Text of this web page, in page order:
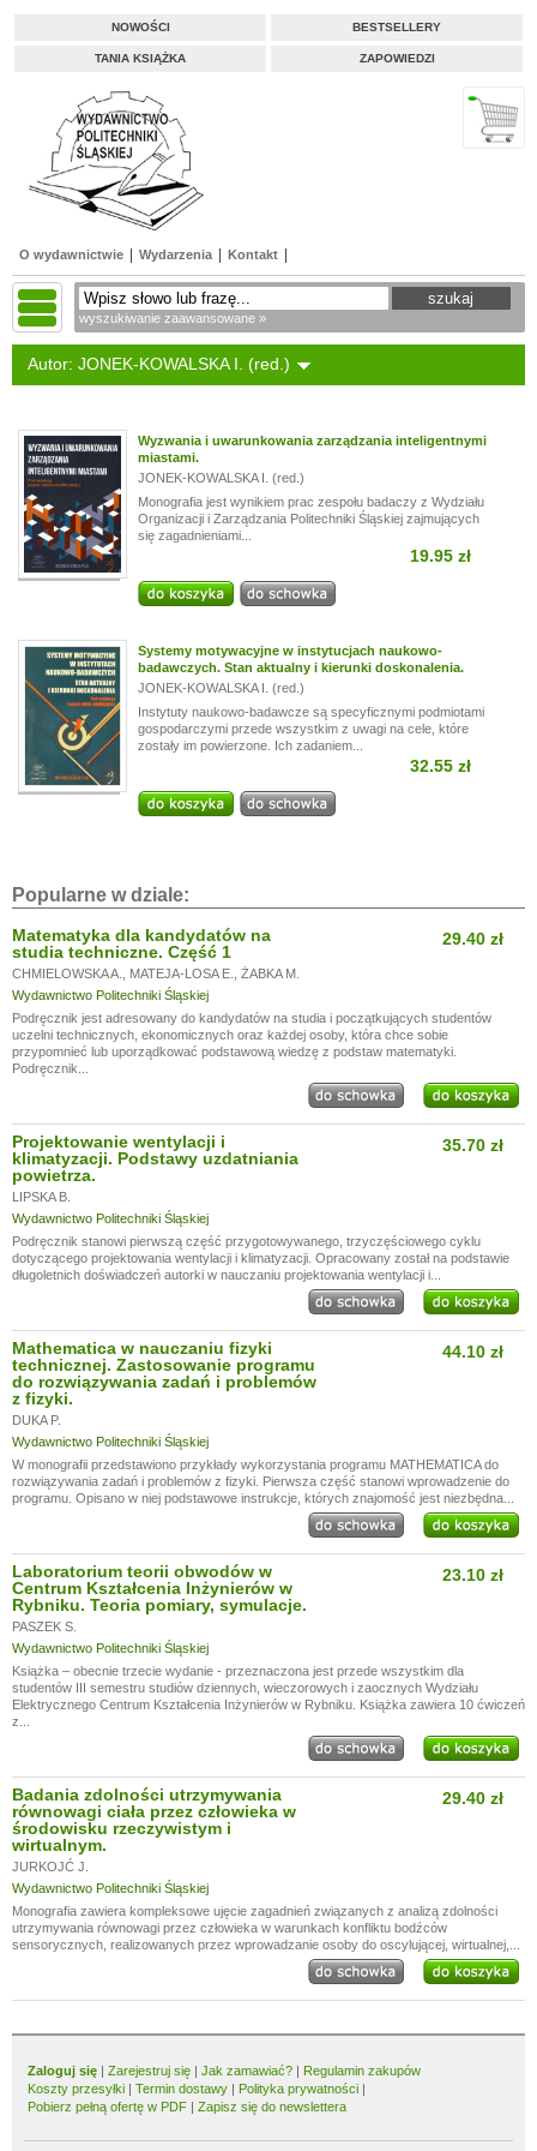
NOWOŚCI BESTSELLERY
TANIA KSIĄŻKA ZAPOWIEDZI
O wydawnictwie Wydarzenia Kontakt
wyszukiwanie zaawansowane »
Autor: JONEK-KOWALSKA I. (red.)
Wyzwania i uwarunkowania zarządzania inteligentnymi
miastami.
JONEK-KOWALSKA I. (red.)
Monografia jest wynikiem prac zespołu badaczy z Wydziału
Organizacji i Zarządzania Politechniki Śląskiej zajmujących
się zagadnieniami...
19.95 zł
Systemy motywacyjne w instytucjach naukowo-
badawczych. Stan aktualny i kierunki doskonalenia.
JONEK-KOWALSKA I. (red.)
Instytuty naukowo-badawcze są specyficznymi podmiotami
gospodarczymi przede wszystkim z uwagi na cele, które
zostały im powierzone. Ich zadaniem...
32.55 zł
Popularne w dziale:
Matematyka dla kandydatów na
studia techniczne. Część 1
CHMIELOWSKA A. MATEJA-LOSA E.
ŻABKA M.
Wydawnictwo Politechniki Śląskiej
29.40 zł
Podręcznik jest adresowany do kandydatów na studia i początkujących studentów
uczelni technicznych, ekonomicznych oraz każdej osoby, która chce sobie
przypomnieć lub uporządkować podstawową wiedzę z podstaw matematyki.
Podręcznik...
Projektowanie wentylacji i
klimatyzacji. Podstawy uzdatniania
powietrza.
LIPSKA B.
Wydawnictwo Politechniki Śląskiej
35.70 zł
Podręcznik stanowi pierwszą część przygotowywanego, trzyczęściowego cyklu
dotyczącego projektowania wentylacji i klimatyzacji. Opracowany został na podstawie
długoletnich doświadczeń autorki w nauczaniu projektowania wentylacji i...
Mathematica w nauczaniu fizyki
technicznej. Zastosowanie programu
do rozwiązywania zadań i problemów
z fizyki.
DUKA P.
Wydawnictwo Politechniki Śląskiej
44.10 zł
W monografii przedstawiono przykłady wykorzystania programu MATHEMATICA do
rozwiązywania zadań i problemów z fizyki. Pierwsza część stanowi wprowadzenie do
programu. Opisano w niej podstawowe instrukcje, których znajomość jest niezbędna...
Laboratorium teorii obwodów w
Centrum Kształcenia Inżynierów w
Rybniku. Teoria pomiary, symulacje.
PASZEK S.
Wydawnictwo Politechniki Śląskiej
23.10 zł
Książka – obecnie trzecie wydanie - przeznaczona jest przede wszystkim dla
studentów III semestru studiów dziennych, wieczorowych i zaocznych Wydziału
Elektrycznego Centrum Kształcenia Inżynierów w Rybniku. Książka zawiera 10 ćwiczeń
z...
Badania zdolności utrzymywania
równowagi ciała przez człowieka w
środowisku rzeczywistym i
wirtualnym.
JURKOJĆ J.
Wydawnictwo Politechniki Śląskiej
29.40 zł
Monografia zawiera kompleksowe ujęcie zagadnień związanych z analizą zdolności
utrzymywania równowagi przez człowieka w warunkach konfliktu bodźców
sensorycznych, realizowanych przez wprowadzanie osoby do oscylującej, wirtualnej,...
Zaloguj się | Zarejestruj się | Jak zamawiać? | Regulamin zakupów
Koszty przesyłki | Termin dostawy | Polityka prywatności |
Pobierz pełną ofertę w PDF | Zapisz się do newslettera